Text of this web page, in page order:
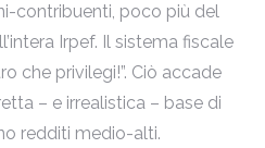
contribuenti, poco più del
Irpef. Il sistema fiscale
che privilegi!”. Ciò accade
– e irrealistica – base di
redditi medio-alti.